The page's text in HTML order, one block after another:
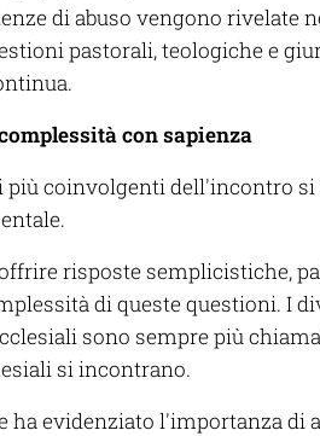
di abuso vengono rivelate
pastorali, teologiche e
con sapienza
più coinvolgenti dell'incontro
risposte semplicistiche,
di queste questioni. I
sono sempre più
si incontrano.
ha evidenziato l'importanza di